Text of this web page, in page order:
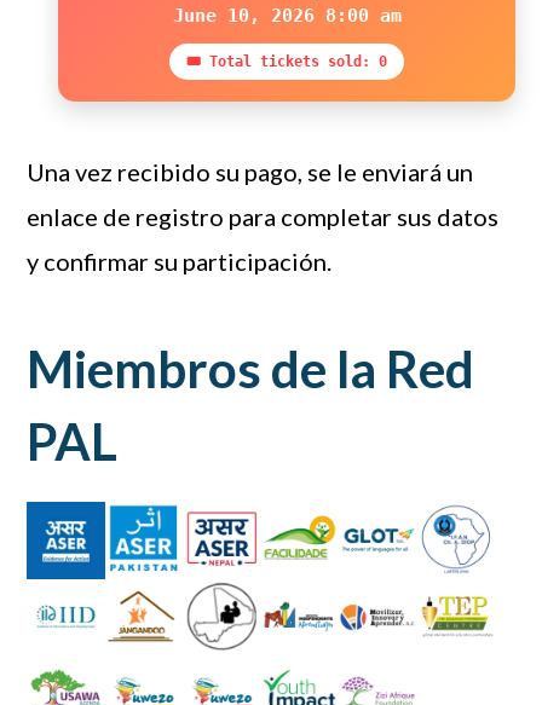
June 10, 2026 8:00 am
🎟 Total tickets sold: 0
Una vez recibido su pago, se le enviará un
enlace de registro para completar sus datos
y confirmar su participación.
Miembros de la Red
PAL